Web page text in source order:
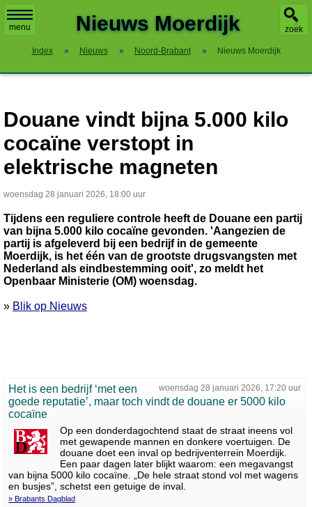
menu zoek
Nieuws Moerdijk
Index » Nieuws » Noord-Brabant » Nieuws Moerdijk
Douane vindt bijna 5.000 kilo
cocaïne verstopt in
elektrische magneten
woensdag 28 januari 2026, 18:00 uur
Tijdens een reguliere controle heeft de Douane een partij
van bijna 5.000 kilo cocaïne gevonden. 'Aangezien de
partij is afgeleverd bij een bedrijf in de gemeente
Moerdijk, is het één van de grootste drugsvangsten met
Nederland als eindbestemming ooit', zo meldt het
Openbaar Ministerie (OM) woensdag.
» Blik op Nieuws
woensdag 28 januari 2026, 17:20 uur
Het is een bedrijf ‘met een
goede reputatie’, maar toch vindt de douane er 5000 kilo
cocaïne
Op een donderdagochtend staat de straat ineens vol
met gewapende mannen en donkere voertuigen. De
douane doet een inval op bedrijventerrein Moerdijk.
Een paar dagen later blijkt waarom: een megavangst
van bijna 5000 kilo cocaïne. „De hele straat stond vol met wagens
en busjes”, schetst een getuige de inval.
» Brabants Dagblad